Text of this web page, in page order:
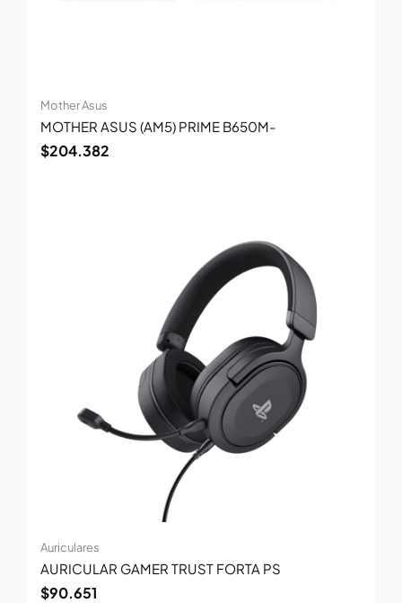
Mother Asus
MOTHER ASUS (AM5) PRIME B650M-
$204.382
Auriculares
AURICULAR GAMER TRUST FORTA PS
$90.651